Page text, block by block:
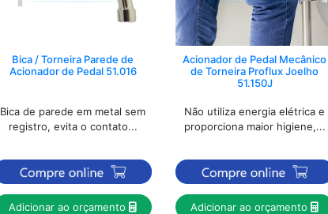
Bica / Torneira Parede de
Acionador de Pedal 51.016
Bica de parede em metal sem
registro, evita o contato...
Adicionar ao orçamento
Acionador de Pedal Mecânico
de Torneira Proflux Joelho
51.150J
Não utiliza energia elétrica e
proporciona maior higiene,...
Adicionar ao orçamento